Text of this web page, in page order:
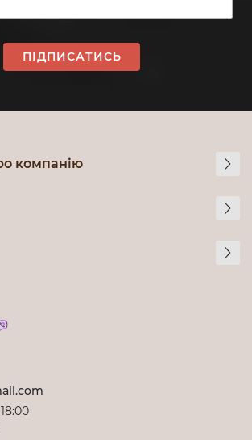
ПІДПИСАТИСЬ
компанію